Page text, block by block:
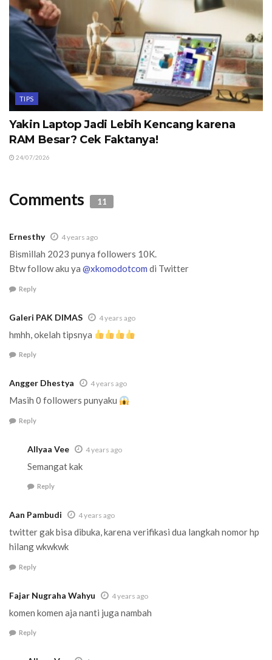
TIPS
Yakin Laptop Jadi Lebih Kencang karena
RAM Besar? Cek Faktanya!
24/07/2026
Comments 11
Ernesthy 4 years ago
Bismillah 2023 punya followers 10K.
Btw follow aku ya @xkomodotcom di Twitter
Reply
Galeri PAK DIMAS 4 years ago
hmhh, okelah tipsnya
Reply
Angger Dhestya 4 years ago
Masih 0 followers punyaku
Reply
Allyaa Vee 4 years ago
Semangat kak
Reply
Aan Pambudi 4 years ago
twitter gak bisa dibuka, karena verifikasi dua langkah nomor hp
hilang wkwkwk
Reply
Fajar Nugraha Wahyu 4 years ago
komen komen aja nanti juga nambah
Reply